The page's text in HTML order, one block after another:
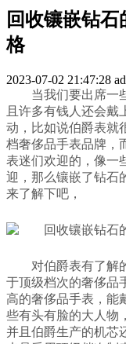
回收镶嵌钻
格
2023-07-02 21:47:28
当我们要出席一
且许多有钱人还会戴
动，比如说伯爵表就
档奢侈品手表品牌，
表迷们欢迎的，像一
迎，那么镶嵌了钻石
来了解下吧，
对伯爵表有了解
于顶级档次的奢侈品
高的奢侈品手表，能
些有头有脸的大人物
并且伯爵生产的机芯